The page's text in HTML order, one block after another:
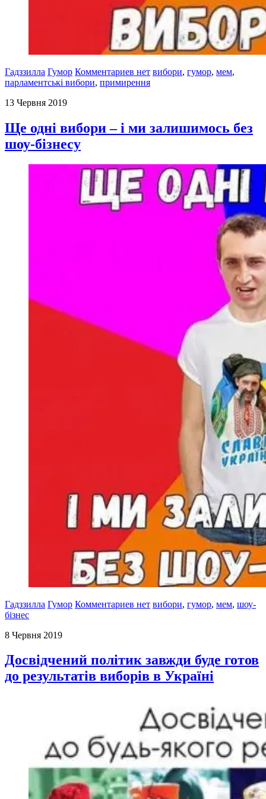
Гадззилла Гумор Комментариев нет вибори, гумор, мем,
парламентські вибори, примирення
13 Червня 2019
Ще одні вибори – і ми залишимось без
шоу-бізнесу
Гадззилла Гумор Комментариев нет вибори, гумор, мем, шоу-
бізнес
8 Червня 2019
Досвідчений політик завжди буде готов
до результатів виборів в Україні